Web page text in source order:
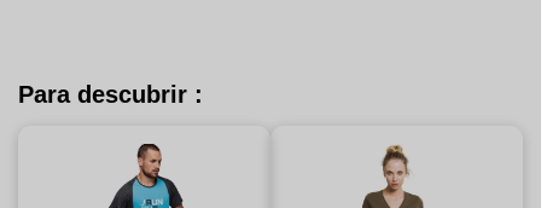
Para descubrir :